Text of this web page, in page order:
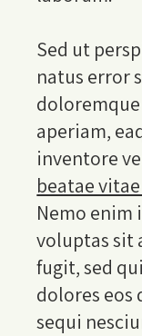
Sed ut
natus error
aperiam,
inventore
beatae
Nemo enim
voluptas sit
fugit, sed
dolores
sequi